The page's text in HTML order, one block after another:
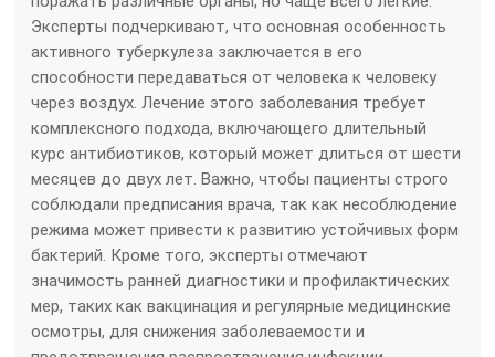
Эксперты подчеркивают, что основная особенность
активного туберкулеза заключается в его
способности передаваться от человека к человеку
через воздух. Лечение этого заболевания требует
комплексного подхода, включающего длительный
курс антибиотиков, который может длиться от шести
месяцев до двух лет. Важно, чтобы пациенты строго
соблюдали предписания врача, так как несоблюдение
режима может привести к развитию устойчивых форм
бактерий. Кроме того, эксперты отмечают
значимость ранней диагностики и профилактических
мер, таких как вакцинация и регулярные медицинские
осмотры, для снижения заболеваемости и